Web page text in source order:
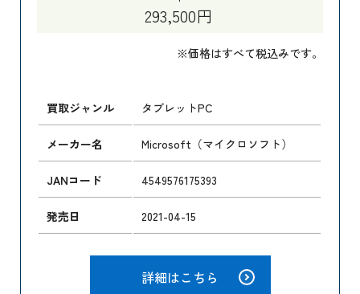
293,500円
※価格はすべて税込みです。
買取ジャンル タブレットPC
メーカー名 Microsoft（マイクロソフト）
JANコード 4549576175393
発売日 2021-04-15
詳細はこちら